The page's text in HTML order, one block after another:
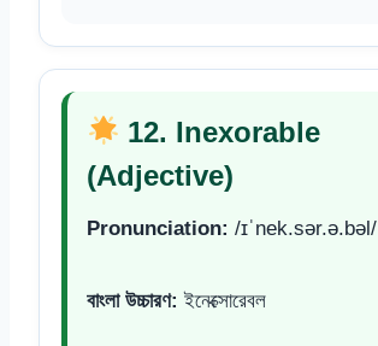
12. Inexorable
(Adjective)
Pronunciation: /ɪˈnek.sər.ə.bəl/
বাংলা উচ্চারণ: ইনেক্সোরেবল